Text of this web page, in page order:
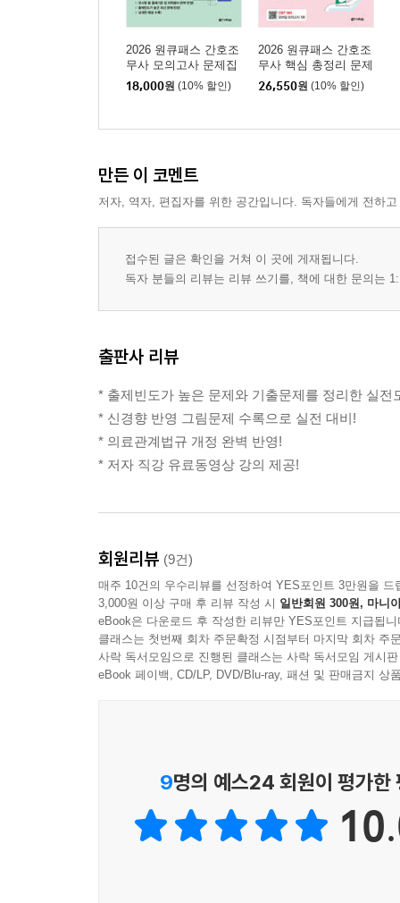
2026 원큐패스 간호조
무사 모의고사 문제집
18,000원 (10% 할인)
2026 원큐패스 간호조
무사 핵심 총정리 문제
집
26,550원 (10% 할인)
만든 이 코멘트
저자, 역자, 편집자를 위한 공간입니다. 독자들에게 전하
접수된 글은 확인을 거쳐 이 곳에 게재됩니다.
독자 분들의 리뷰는 리뷰 쓰기를, 책에 대한 문의는
출판사 리뷰
* 출제빈도가 높은 문제와 기출문제를 정리한 실전
* 신경향 반영 그림문제 수록으로 실전 대비!
* 의료관계법규 개정 완벽 반영!
* 저자 직강 유료동영상 강의 제공!
회원리뷰 (9건)
매주 10건의 우수리뷰를 선정하여 YES포인트 3만원을 드
3,000원 이상 구매 후 리뷰 작성 시 일반회원 300원, 마니
eBook은 다운로드 후 작성한 리뷰만 YES포인트 지급됩니
클래스는 첫번째 회차 주문확정 시점부터 마지막 회차 주
사락 독서모임으로 진행된 클래스는 사락 독서모임 게시
eBook 페이백, CD/LP, DVD/Blu-ray, 패션 및 판매금지 상
9명의 예스24 회원이 평가한